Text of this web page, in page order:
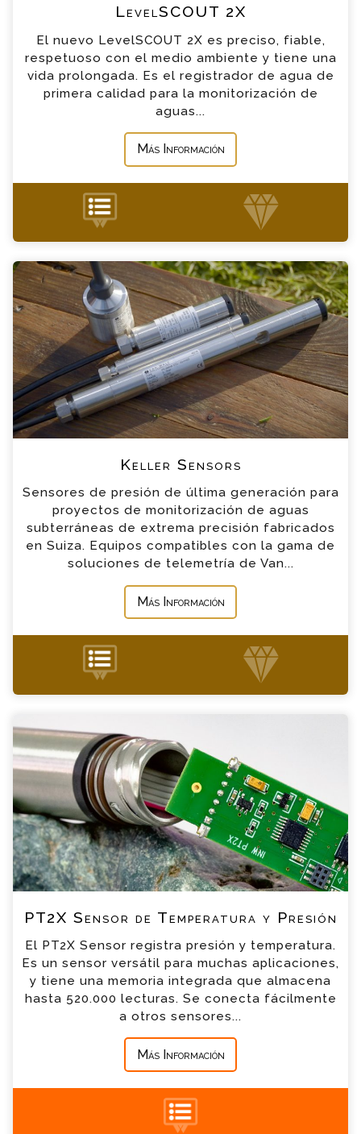
LevelSCOUT 2X
El nuevo LevelSCOUT 2X es preciso, fiable,
respetuoso con el medio ambiente y tiene una
vida prolongada. Es el registrador de agua de
primera calidad para la monitorización de
aguas...
Más Información
Empresa
*
Mensaje
*
Keller Sensors
Sensores de presión de última generación para
proyectos de monitorización de aguas
subterráneas de extrema precisión fabricados
en Suiza. Equipos compatibles con la gama de
soluciones de telemetría de Van...
Más Información
Sensor de Nivel Keller
Sensor de Nivel Keller de Diámetro
Sensor de CTD Keller
Sensor Keller para Agua Superficiales
Keller Sensors Consulta
Por favor completa el formulario, un miembro
de nuestro equipo contactara contigo en
breve
Nombre
*
Email
*
Empresa
*
Mensaje
*
PT2X Sensor de Temperatura y Presión
El PT2X Sensor registra presión y temperatura.
Es un sensor versátil para muchas aplicaciones,
y tiene una memoria integrada que almacena
hasta 520.000 lecturas. Se conecta fácilmente
a otros sensores...
Más Información
PT2X Sensor de Temperatura y Presión
Por favor completa el formulario, un miembro
de nuestro equipo contactara contigo en
breve
Nombre
*
Email
*
Teléfono
*
Empresa
*